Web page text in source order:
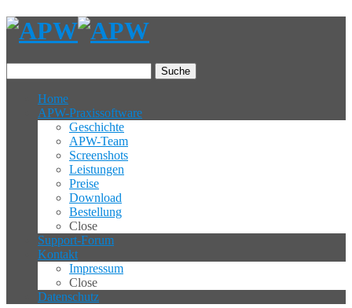
Suche
Home
APW-Praxissoftware
Geschichte
APW-Team
Screenshots
Leistungen
Preise
Download
Bestellung
Close
Support-Forum
Kontakt
Impressum
Close
Datenschutz